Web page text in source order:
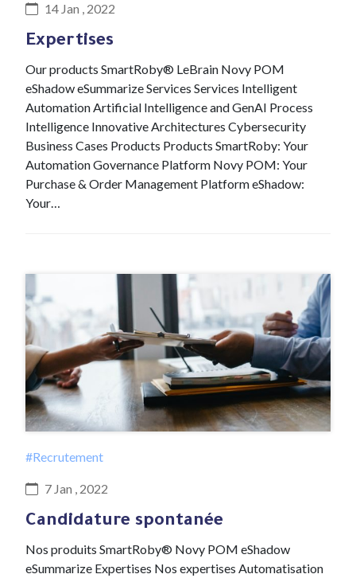
14 Jan , 2022
Expertises
Our products SmartRoby® LeBrain Novy POM
eShadow eSummarize Services Services Intelligent
Automation Artificial Intelligence and GenAI Process
Intelligence Innovative Architectures Cybersecurity
Business Cases Products Products SmartRoby: Your
Automation Governance Platform Novy POM: Your
Purchase & Order Management Platform eShadow:
Your…
#Recrutement
7 Jan , 2022
Candidature spontanée
Nos produits SmartRoby® Novy POM eShadow
eSummarize Expertises Nos expertises Automatisation